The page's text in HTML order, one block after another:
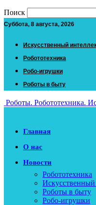
Поиск
Суббота, 8 августа, 2026
Искусственный
Робототехника
Робо-игрушки
Роботы в быту
Роботы. Робототехника.
Главная
О нас
Новости
Робототехника
Искусственный
Роботы в быту
Робо-игрушки